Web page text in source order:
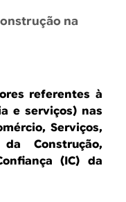
na
referentes à
e serviços) nas
Serviços,
Construção,
(IC) da